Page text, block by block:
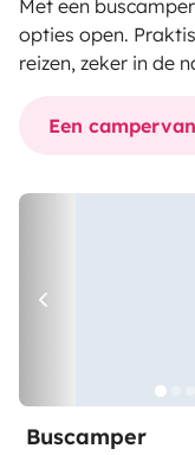
Met een
opties open.
reizen, zeker in de
Een
Buscamper